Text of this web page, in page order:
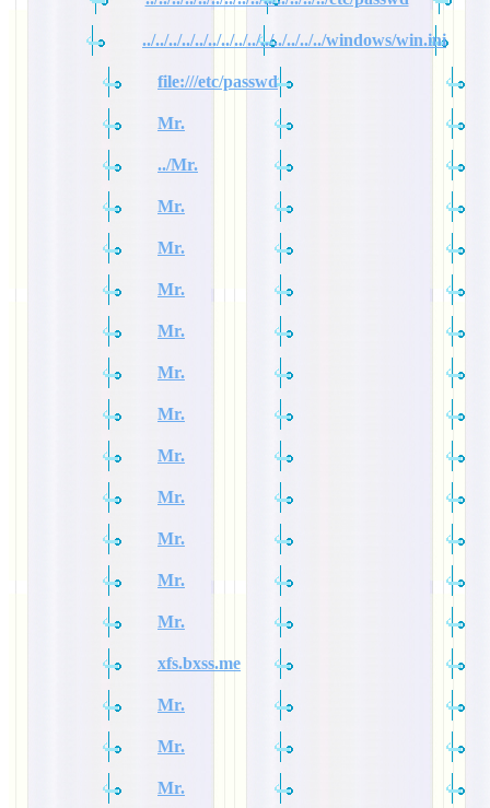
../../../../../../../../../../../../../../windows/win.ini
file:///etc/passwd
Mr.
../Mr.
Mr.
Mr.
Mr.
Mr.
Mr.
Mr.
Mr.
Mr.
Mr.
Mr.
Mr.
xfs.bxss.me
Mr.
Mr.
Mr.